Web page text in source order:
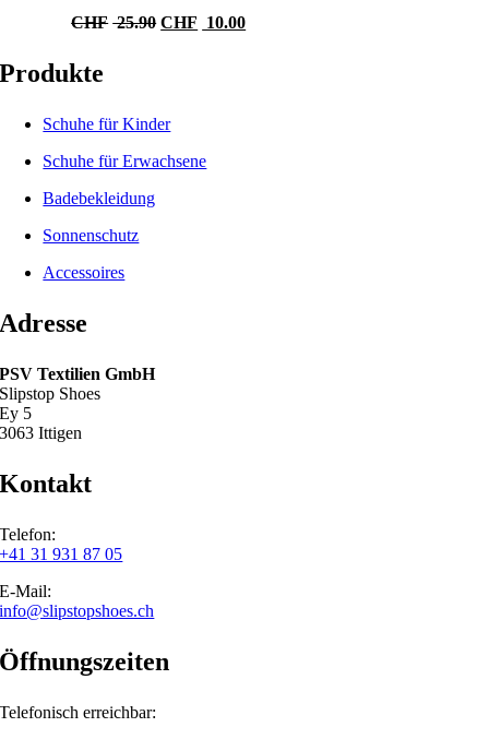
CHF 25.90 Ursprünglicher
CHF 10.00Aktueller
Produkte
Schuhe für Kinder
Schuhe für Erwachsene
Badebekleidung
Sonnenschutz
Accessoires
Adresse
PSV Textilien GmbH
Slipstop Shoes
Ey 5
3063 Ittigen
Kontakt
Telefon:
+41 31 931 87 05
E-Mail:
info@slipstopshoes.ch
Öffnungszeiten
Telefonisch erreichbar: